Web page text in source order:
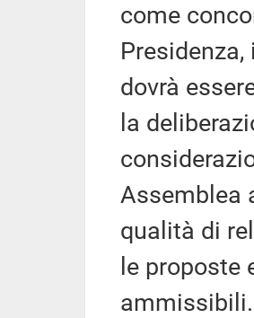
come
dovrà
la
Assemblea
qualità di
le proposte
ammissibili.